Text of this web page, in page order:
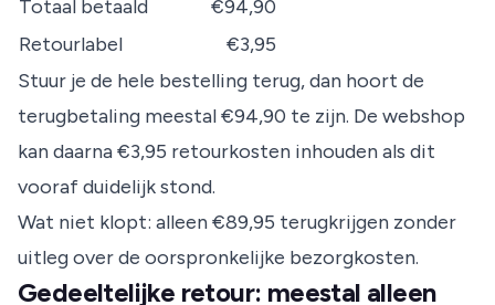
Totaal betaald
€94,90
Retourlabel
€3,95
Stuur je de hele bestelling terug, dan hoort de
terugbetaling meestal €94,90 te zijn. De webshop
kan daarna €3,95 retourkosten inhouden als dit
vooraf duidelijk stond.
Wat niet klopt: alleen €89,95 terugkrijgen zonder
uitleg over de oorspronkelijke bezorgkosten.
Gedeeltelijke retour: meestal alleen